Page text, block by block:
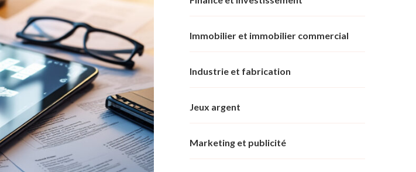
Immobilier et immobilier commercial
Industrie et fabrication
Jeux argent
Marketing et publicité